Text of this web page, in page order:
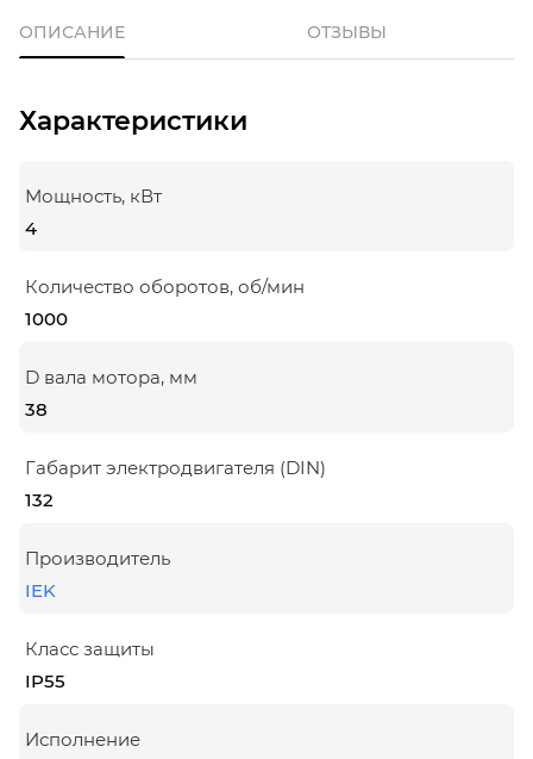
ОПИСАНИЕ ОТЗЫВЫ
Характеристики
Мощность, кВт
4
Количество оборотов, об/мин
1000
D вала мотора, мм
38
Габарит электродвигателя (DIN)
132
Производитель
IEK
Класс защиты
IP55
Исполнение